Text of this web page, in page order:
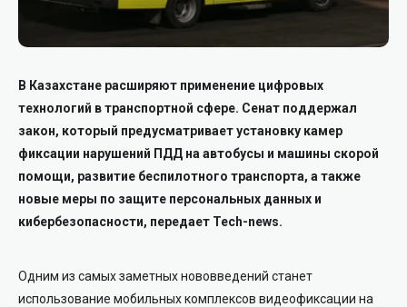
В Казахстане расширяют применение цифровых
технологий в транспортной сфере. Сенат поддержал
закон, который предусматривает установку камер
фиксации нарушений ПДД на автобусы и машины скорой
помощи, развитие беспилотного транспорта, а также
новые меры по защите персональных данных и
кибербезопасности, передает Tech-news.
Одним из самых заметных нововведений станет
использование мобильных комплексов видеофиксации на